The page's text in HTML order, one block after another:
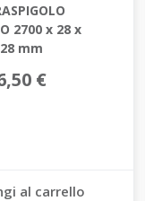
2700 x 28 x
28 mm
€
al carrello